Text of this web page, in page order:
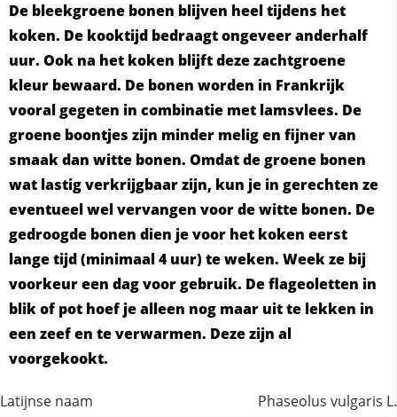
De bleekgroene bonen blijven heel tijdens het
koken. De kooktijd bedraagt ongeveer anderhalf
uur. Ook na het koken blijft deze zachtgroene
kleur bewaard. De bonen worden in Frankrijk
vooral gegeten in combinatie met lamsvlees. De
groene boontjes zijn minder melig en fijner van
smaak dan witte bonen. Omdat de groene bonen
wat lastig verkrijgbaar zijn, kun je in gerechten ze
eventueel wel vervangen voor de witte bonen. De
gedroogde bonen dien je voor het koken eerst
lange tijd (minimaal 4 uur) te weken. Week ze bij
voorkeur een dag voor gebruik. De flageoletten in
blik of pot hoef je alleen nog maar uit te lekken in
een zeef en te verwarmen. Deze zijn al
voorgekookt.
Phaseolus vulgaris L.
Latijnse naam